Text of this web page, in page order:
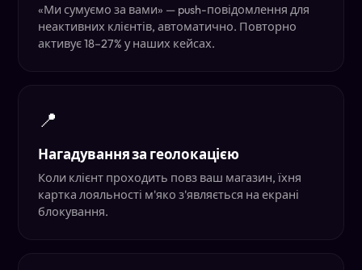
«Ми сумуємо за вами» — push-повідомлення для
неактивних клієнтів, автоматично. Повторно
активує 18–27% у наших кейсах.
📍
Нагадування за геолокацією
Коли клієнт проходить повз ваш магазин, їхня
картка лояльності м'яко з'являється на екрані
блокування.